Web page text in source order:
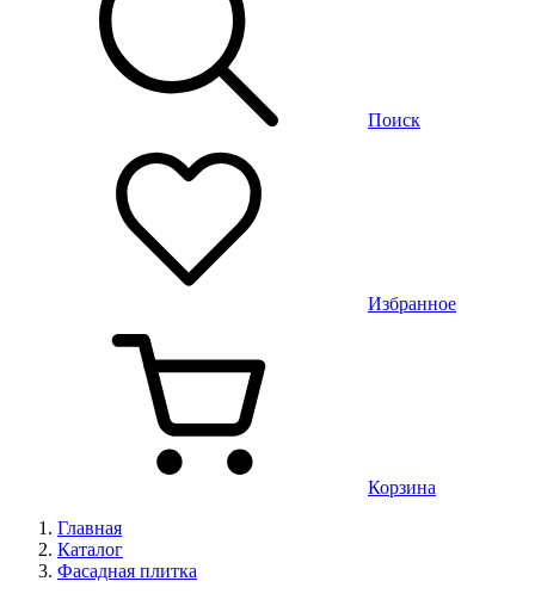
Поиск
Избранное
Корзина
Главная
Каталог
Фасадная плитка